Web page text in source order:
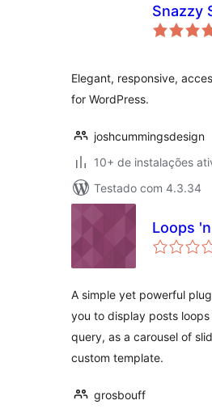
Snazzy
Elegant, responsive,
for WordPress.
joshcummingsdesign
10+ de instalações
Testado com 4.3.34
Loops
A simple yet powerful
you to display posts
query, as a carousel of
custom template.
grosbouff